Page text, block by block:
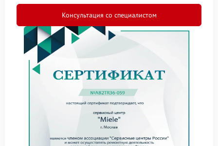
Большинство неисправностей техники Miele
возникает по следующим причинам:
естественный износ комплектующих;
неправильная эксплуатация (например,
перегрузка барабана стиральной машины или
использование неподходящих моющих средств);
перепады напряжения;
засор фильтров и сливных систем;
нарушение правил установки.
Если вовремя не обратить внимание на сбои,
незначительная проблема может привести к
дорогостоящему ремонту. Поэтому при первых
признаках неисправности стоит заказать
диагностику.
Консультация со специалистом